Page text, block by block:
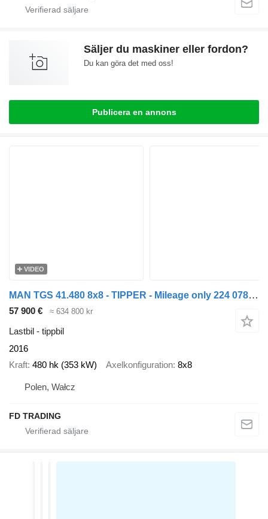
Säljer du maskiner eller fordon?
Du kan göra det med oss!
Publicera en annons
VIDEO
MAN TGS 41.480 8x8 - TIPPER - Mileage only 224 078 km !
57 900 € ≈ 634 800 kr
Lastbil - tippbil
2016
Kraft 480 hk (353 kW) Axelkonfiguration 8x8
Polen, Wałcz
FD TRADING